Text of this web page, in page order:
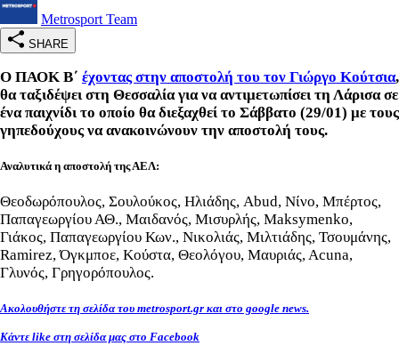
Metrosport Team
SHARE
Ο ΠΑΟΚ Β΄ έχοντας στην αποστολή του τον Γιώργο Κούτσια,
θα ταξιδέψει στη Θεσσαλία για να αντιμετωπίσει τη Λάρισα σε
ένα παιχνίδι το οποίο θα διεξαχθεί το Σάββατο (29/01) με τους
γηπεδούχους να ανακοινώνουν την αποστολή τους.
Αναλυτικά η αποστολή της ΑΕΛ:
Θεοδωρόπουλος, Σουλούκος, Ηλιάδης, Abud, Νίνο, Μπέρτος,
Παπαγεωργίου ΑΘ., Μαιδανός, Μισυρλής, Maksymenko,
Γιάκος, Παπαγεωργίου Κων., Νικολιάς, Μιλτιάδης, Τσουμάνης,
Ramirez, Όγκμποε, Κούστα, Θεολόγου, Μαυριάς, Αcuna,
Γλυνός, Γρηγορόπουλος.
Ακολουθήστε τη σελίδα του metrosport.gr και στο google news.
Κάντε like στη σελίδα μας στο Facebook